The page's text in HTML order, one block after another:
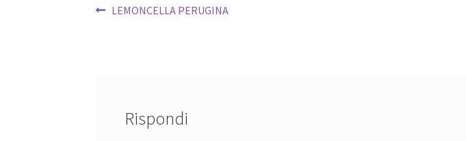
Navigazione
Articolo
LEMONCELLA PERUGINA
Rispondi